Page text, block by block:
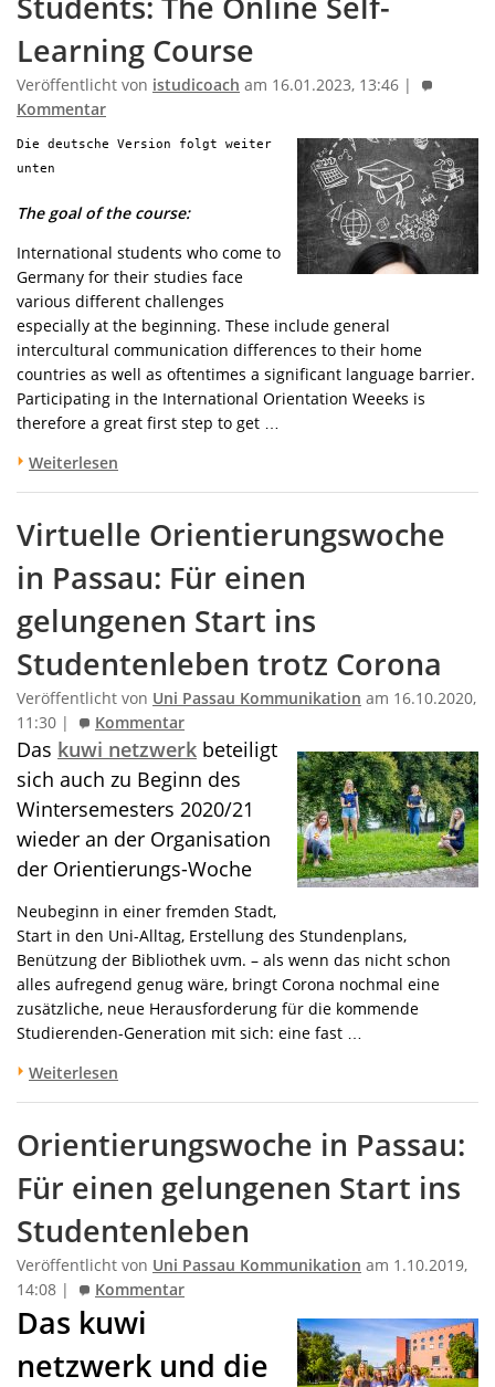
Learning Course
Veröffentlicht von istudicoach am 16.01.2023, 13:46 |
Kommentar
Die deutsche Version folgt weiter
unten
The goal of the course:
International students who come to
Germany for their studies face
various different challenges
especially at the beginning. These include general
intercultural communication differences to their home
countries as well as oftentimes a significant language barrier.
Participating in the International Orientation Weeeks is
therefore a great first step to get …
Weiterlesen
Virtuelle Orientierungswoche
in Passau: Für einen
gelungenen Start ins
Studentenleben trotz Corona
Veröffentlicht von Uni Passau Kommunikation am 16.10.2020,
11:30 |
Kommentar
Das kuwi netzwerk beteiligt
sich auch zu Beginn des
Wintersemesters 2020/21
wieder an der Organisation
der Orientierungs-Woche
Neubeginn in einer fremden Stadt,
Start in den Uni-Alltag, Erstellung des Stundenplans,
Benützung der Bibliothek uvm. – als wenn das nicht schon
alles aufregend genug wäre, bringt Corona nochmal eine
zusätzliche, neue Herausforderung für die kommende
Studierenden-Generation mit sich: eine fast …
Weiterlesen
Orientierungswoche in Passau:
Für einen gelungenen Start ins
Studentenleben
Veröffentlicht von Uni Passau Kommunikation am 1.10.2019,
14:08 |
Kommentar
Das kuwi
netzwerk und die